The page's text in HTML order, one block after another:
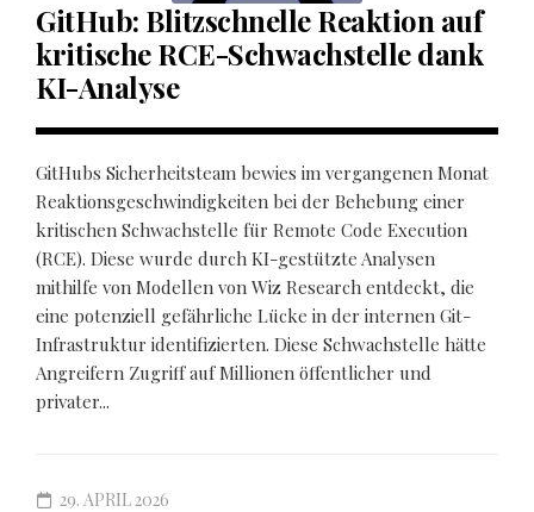
GitHub: Blitzschnelle Reaktion auf
kritische RCE-Schwachstelle dank
KI-Analyse
GitHubs Sicherheitsteam bewies im vergangenen Monat
Reaktionsgeschwindigkeiten bei der Behebung einer
kritischen Schwachstelle für Remote Code Execution
(RCE). Diese wurde durch KI-gestützte Analysen
mithilfe von Modellen von Wiz Research entdeckt, die
eine potenziell gefährliche Lücke in der internen Git-
Infrastruktur identifizierten. Diese Schwachstelle hätte
Angreifern Zugriff auf Millionen öffentlicher und
privater...
29. APRIL 2026